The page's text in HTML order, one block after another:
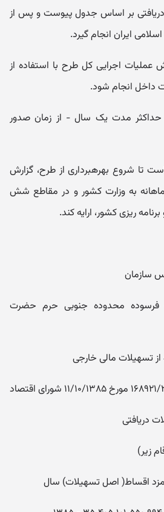
دریافتی بر اساس جدول پیوست و پس از
ایران انجام گیرد.
(۱۰۰%) ارزش عملیات اجرایی کل طرح با استفاده از
داخل انجام شود.
- حداکثر مدت یک سال - از زمان صدور
تا شروع بهرهبرداری از طرح، گزارش
به وزارت کشور و در مقاطع شش
ریزی کشور، ارایه کند.
سازمان
فرسوده محدوده جنوبی حرم حضرت
دریافتی
زیر)
اقساط( اصل تسهیلات) سال